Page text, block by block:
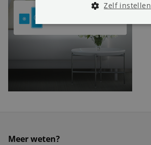
Meer weten?
Zelf instellen